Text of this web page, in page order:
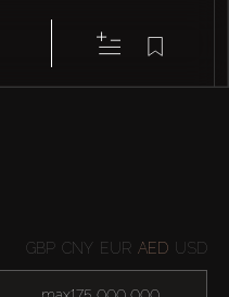
GBP CNY EUR AED USD